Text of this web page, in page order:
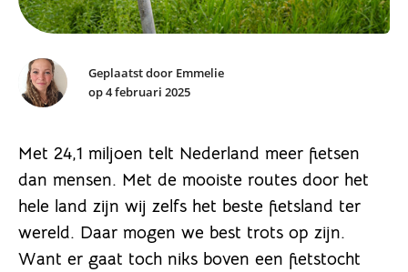
Geplaatst door Emmelie
op 4 februari 2025
Met 24,1 miljoen telt Nederland meer fietsen
dan mensen. Met de mooiste routes door het
hele land zijn wij zelfs het beste fietsland ter
wereld. Daar mogen we best trots op zijn.
Want er gaat toch niks boven een fietstocht